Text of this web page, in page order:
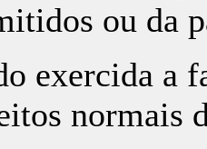
ou da
exercida a
normais